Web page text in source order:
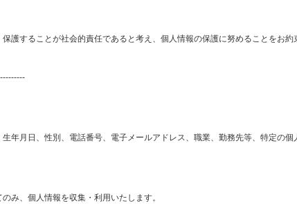
護することが社会的責任であると考え、個人情報の保護に努めることをお約
年月日、性別、電話番号、電子メールアドレス、職業、勤務先等、特定の個
み、個人情報を収集・利用いたします。